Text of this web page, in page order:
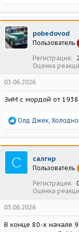
а
к
ц
и
и
pobedovod
Пользователь
Регистрация
Оценка
03.06.2026
ЗиМ с мордой от
Р
а
к
ц
и
и
Олд Джек,
С салгир
Пользователь
Регистрация
Оценка
03.06.2026
В конце 80-х начале